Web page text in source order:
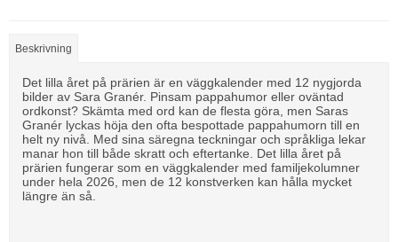
Beskrivning
Det lilla året på prärien är en väggkalender med 12 nygjorda
bilder av Sara Granér. Pinsam pappahumor eller oväntad
ordkonst? Skämta med ord kan de flesta göra, men Saras
Granér lyckas höja den ofta bespottade pappahumorn till en
helt ny nivå. Med sina säregna teckningar och språkliga lekar
manar hon till både skratt och eftertanke. Det lilla året på
prärien fungerar som en väggkalender med familjekolumner
under hela 2026, men de 12 konstverken kan hålla mycket
längre än så.